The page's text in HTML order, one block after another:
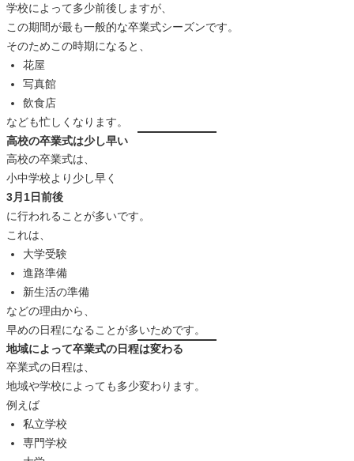
学校によって多少前後しますが、
この期間が最も一般的な卒業式シーズンです。
そのためこの時期になると、
花屋
写真館
飲食店
なども忙しくなります。
高校の卒業式は少し早い
高校の卒業式は、
小中学校より少し早く
3月1日前後
に行われることが多いです。
これは、
大学受験
進路準備
新生活の準備
などの理由から、
早めの日程になることが多いためです。
地域によって卒業式の日程は変わる
卒業式の日程は、
地域や学校によっても多少変わります。
例えば
私立学校
専門学校